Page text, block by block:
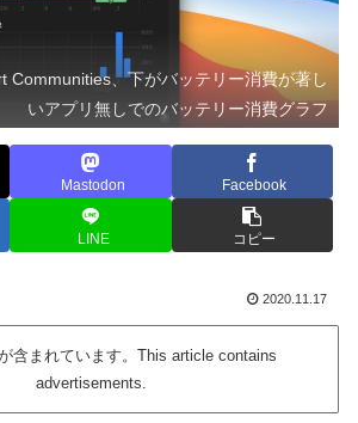
Communities、下がバッテリー消費が著し
いアプリ無しでのバッテリー消費グラフ
Mastodon Facebook
LINE コピー
2020.11.17
含まれています。This article contains
advertisements.